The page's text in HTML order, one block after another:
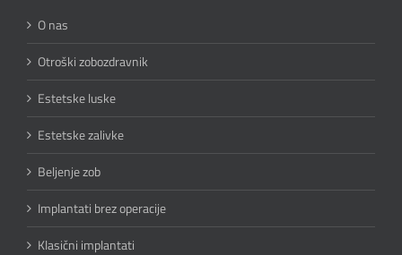
O nas
Otroški zobozdravnik
Estetske luske
Estetske zalivke
Beljenje zob
Implantati brez operacije
Klasični implantati